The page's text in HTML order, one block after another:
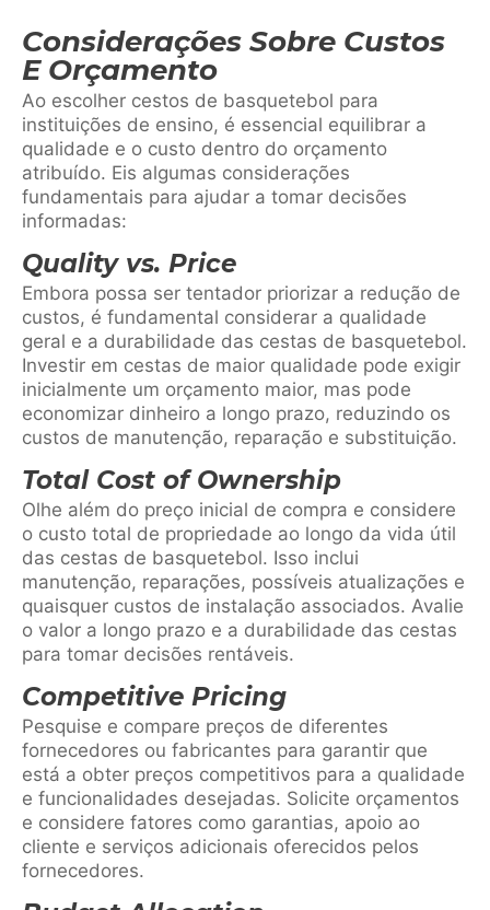
Considerações Sobre Custos
E Orçamento
Ao escolher cestos de basquetebol para
instituições de ensino, é essencial equilibrar a
qualidade e o custo dentro do orçamento
atribuído. Eis algumas considerações
fundamentais para ajudar a tomar decisões
informadas:
Quality vs. Price
Embora possa ser tentador priorizar a redução de
custos, é fundamental considerar a qualidade
geral e a durabilidade das cestas de basquetebol.
Investir em cestas de maior qualidade pode exigir
inicialmente um orçamento maior, mas pode
economizar dinheiro a longo prazo, reduzindo os
custos de manutenção, reparação e substituição.
Total Cost of Ownership
Olhe além do preço inicial de compra e considere
o custo total de propriedade ao longo da vida útil
das cestas de basquetebol. Isso inclui
manutenção, reparações, possíveis atualizações e
quaisquer custos de instalação associados. Avalie
o valor a longo prazo e a durabilidade das cestas
para tomar decisões rentáveis.
Competitive Pricing
Pesquise e compare preços de diferentes
fornecedores ou fabricantes para garantir que
está a obter preços competitivos para a qualidade
e funcionalidades desejadas. Solicite orçamentos
e considere fatores como garantias, apoio ao
cliente e serviços adicionais oferecidos pelos
fornecedores.